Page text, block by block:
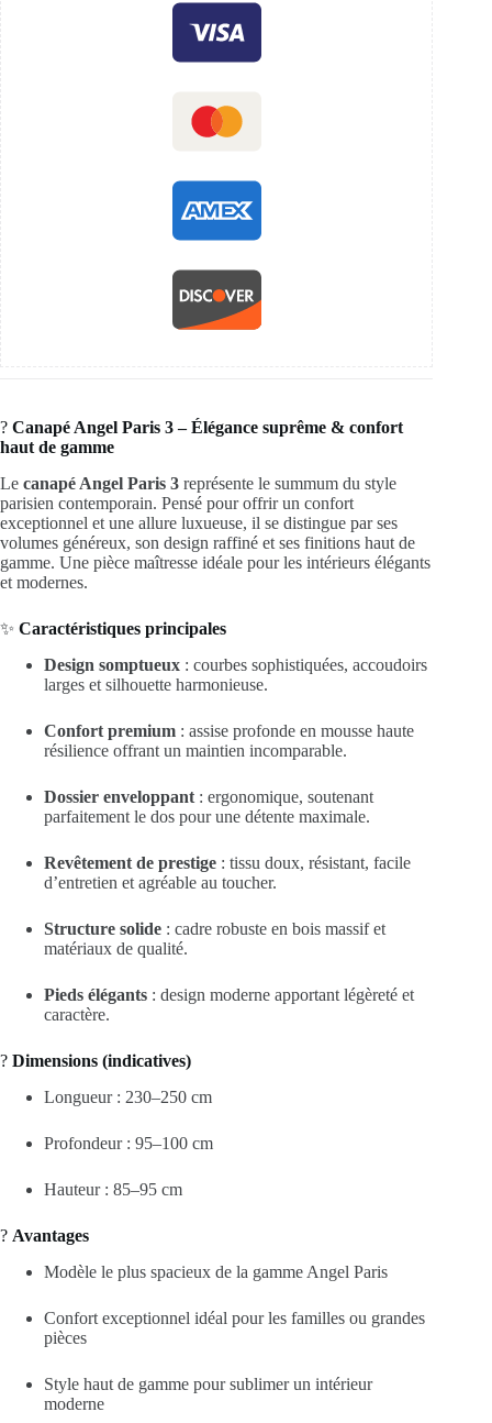
?️ Canapé Angel Paris 3 – Élégance suprême & confort
haut de gamme
Le canapé Angel Paris 3 représente le summum du style
parisien contemporain. Pensé pour offrir un confort
exceptionnel et une allure luxueuse, il se distingue par ses
volumes généreux, son design raffiné et ses finitions haut de
gamme. Une pièce maîtresse idéale pour les intérieurs élégants
et modernes.
✨ Caractéristiques principales
Design somptueux : courbes sophistiquées, accoudoirs
larges et silhouette harmonieuse.
Confort premium : assise profonde en mousse haute
résilience offrant un maintien incomparable.
Dossier enveloppant : ergonomique, soutenant
parfaitement le dos pour une détente maximale.
Revêtement de prestige : tissu doux, résistant, facile
d’entretien et agréable au toucher.
Structure solide : cadre robuste en bois massif et
matériaux de qualité.
Pieds élégants : design moderne apportant légèreté et
caractère.
? Dimensions (indicatives)
Longueur : 230–250 cm
Profondeur : 95–100 cm
Hauteur : 85–95 cm
? Avantages
Modèle le plus spacieux de la gamme Angel Paris
Confort exceptionnel idéal pour les familles ou grandes
pièces
Style haut de gamme pour sublimer un intérieur
moderne